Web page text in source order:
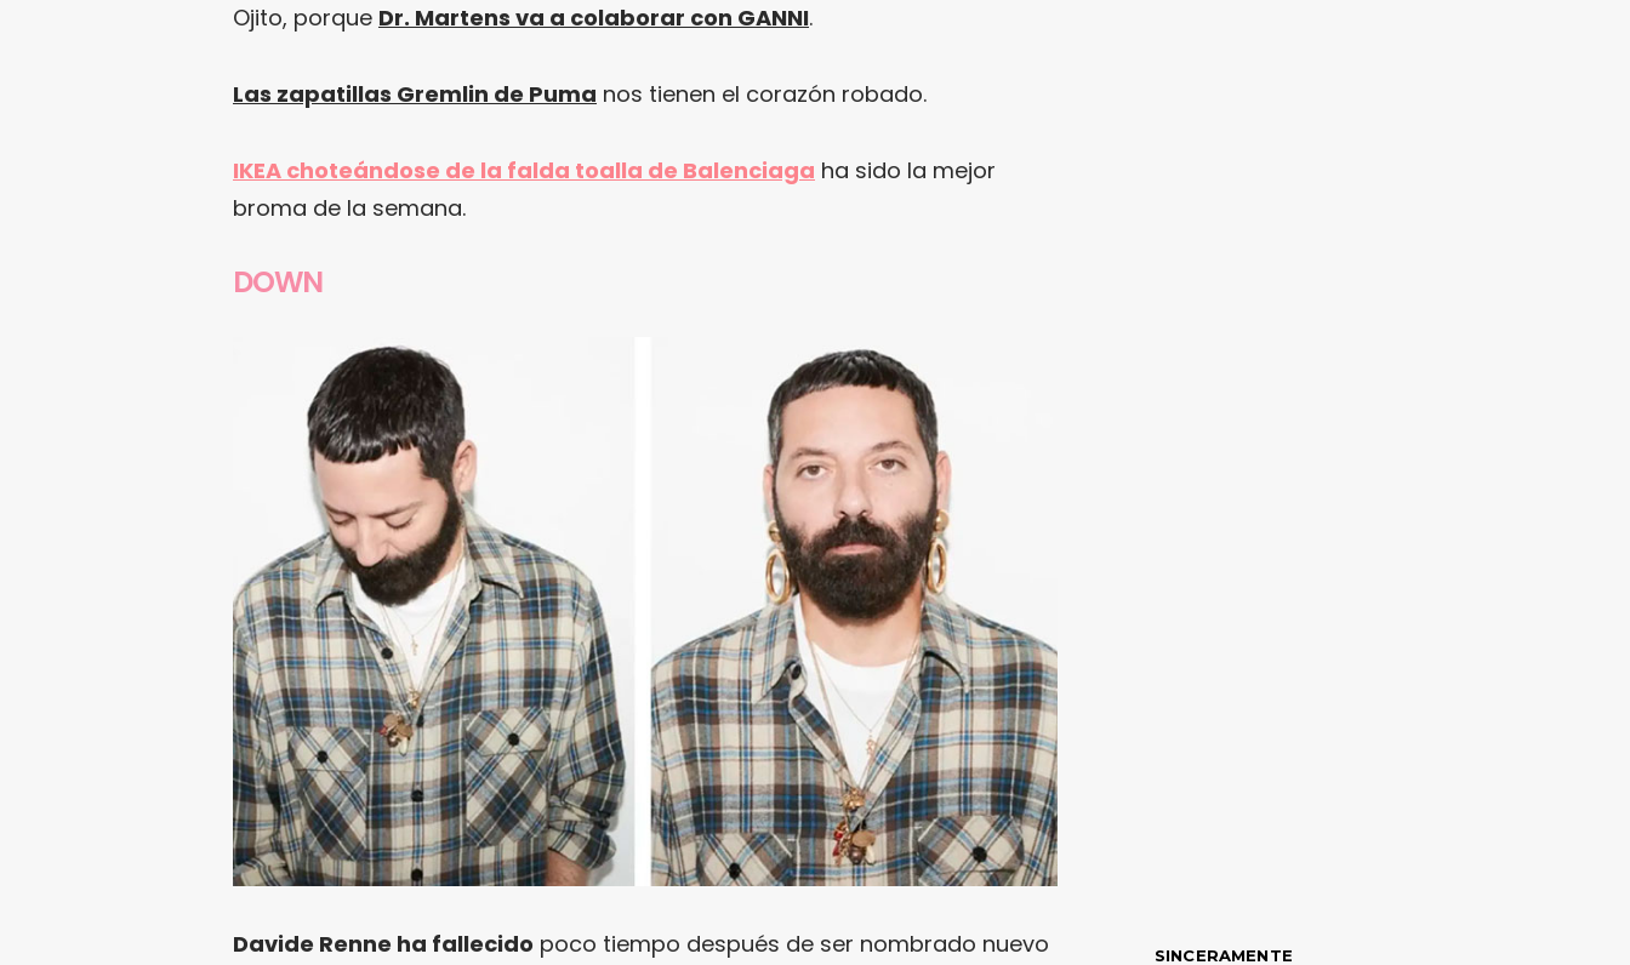
Ojito, porque Dr. Martens va a colaborar con GANNI.
Las zapatillas Gremlin de Puma nos tienen el corazón robado.
IKEA choteándose de la falda toalla de Balenciaga ha sido la mejor
broma de la semana.
DOWN
Davide Renne ha fallecido poco tiempo después de ser nombrado nuevo SINCERAMENTE